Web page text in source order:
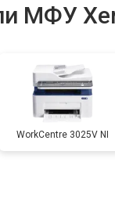
МФУ
WorkCentre 3025V NI